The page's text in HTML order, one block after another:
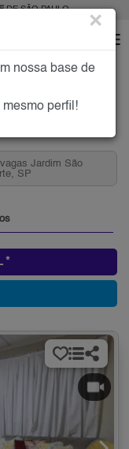
DE SÃO PAULO
Norte de São Paulo
São Paulo para
*
×
nossa base de
perfil!